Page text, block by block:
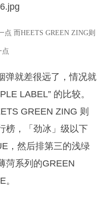
点 而HEETS GREEN ZING则
点
弹就差很远了，情况就
LABEL” 的比较。
GREEN ZING 则
榜，「劲冰」级以下
，然后排第三的浅绿
菏系列的GREEN